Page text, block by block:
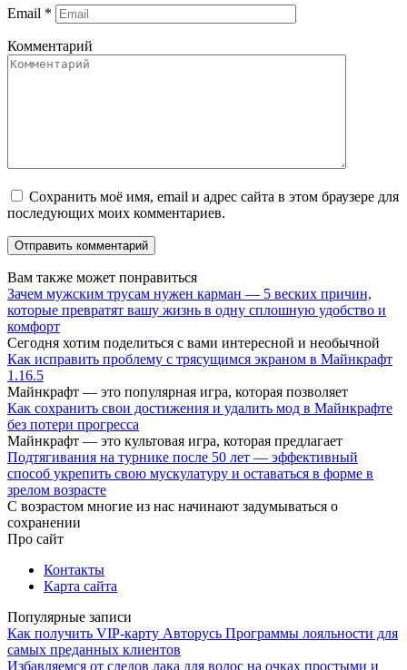
Email *
Комментарий
Сохранить моё имя, email и адрес сайта в этом браузере для
последующих моих комментариев.
Вам также может понравиться
Зачем мужским трусам нужен карман — 5 веских причин,
которые превратят вашу жизнь в одну сплошную удобство и
комфорт
Сегодня хотим поделиться с вами интересной и необычной
Как исправить проблему с трясущимся экраном в Майнкрафт
1.16.5
Майнкрафт — это популярная игра, которая позволяет
Как сохранить свои достижения и удалить мод в Майнкрафте
без потери прогресса
Майнкрафт — это культовая игра, которая предлагает
Подтягивания на турнике после 50 лет — эффективный
способ укрепить свою мускулатуру и оставаться в форме в
зрелом возрасте
С возрастом многие из нас начинают задумываться о
сохранении
Про сайт
Контакты
Карта сайта
Популярные записи
Как получить VIP-карту Авторусь Программы лояльности для
самых преданных клиентов
Избавляемся от следов лака для волос на очках простыми и